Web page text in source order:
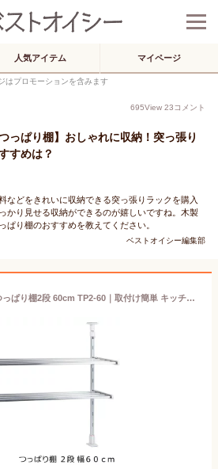
人気アイテム マイページ
はプロモーションを含みます
695View 23コメント
っぱり棚】おしゃれに収納！突っ張り
すめは？
などをきれいに収納できる突っ張りラックを購入
かり見せる収納ができるのが嬉しいですね。木製
ぱり棚のおすすめを教えてください。
ベストオイシー編集部
送料無料 キッチンつっぱり棚2段 60cm TP2-60｜取付け簡単 キッチン収納 収納棚 突っ張り棚 つっぱり棚 2段 60cm 高さ調節可能 小物収納 小物ラック 調味料ラック キッチン小物 キッチンラック 台所収納 調理小物 シンク周り すっきり 水切りラック 台所 田窪 TAKUBO